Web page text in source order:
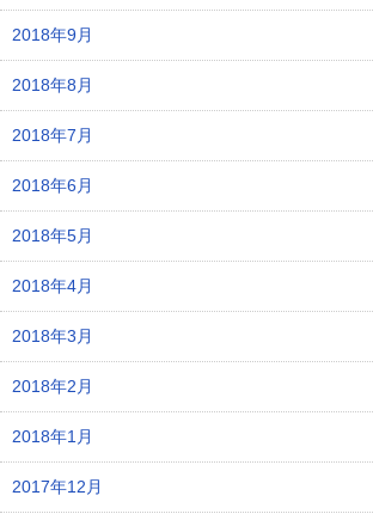
2018年9月
2018年8月
2018年7月
2018年6月
2018年5月
2018年4月
2018年3月
2018年2月
2018年1月
2017年12月